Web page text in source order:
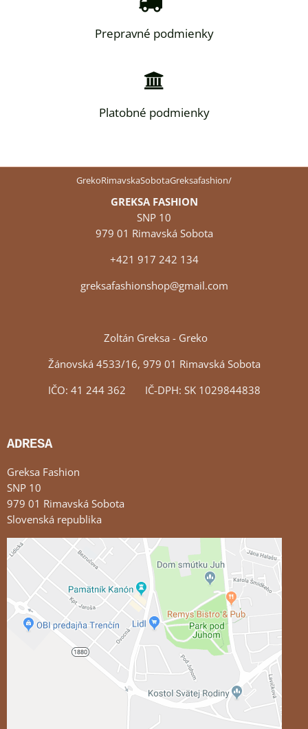
Prepravné podmienky
Platobné podmienky
GrekoRimavskaSobotaGreksafashion/
GREKSA FASHION
SNP 10
979 01 Rimavská Sobota
+421 917 242 134
greksafashionshop@gmail.com
Zoltán Greksa - Greko
Žánovská 4533/16, 979 01 Rimavská Sobota
IČO: 41 244 362 IČ-DPH: SK 1029844838
ADRESA
Greksa Fashion
SNP 10
979 01 Rimavská Sobota
Slovenská republika
Externý obsah je blokovaný Voľbami súkromia
Prajete si načítať externý obsah?
Povoliť tentokrát
Povoliť a zapamätať - súhlas s druhom cookie:
Funkčné
Otvoriť obsah v novom okne